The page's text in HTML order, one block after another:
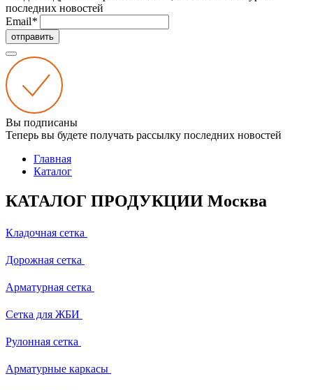
последних новостей
Email*
отправить
Вы подписаны
Теперь вы будете получать рассылку последних новостей
Главная
Каталог
КАТАЛОГ ПРОДУКЦИИ Москва
Кладочная сетка
Дорожная сетка
Арматурная сетка
Сетка для ЖБИ
Рулонная сетка
Арматурные каркасы